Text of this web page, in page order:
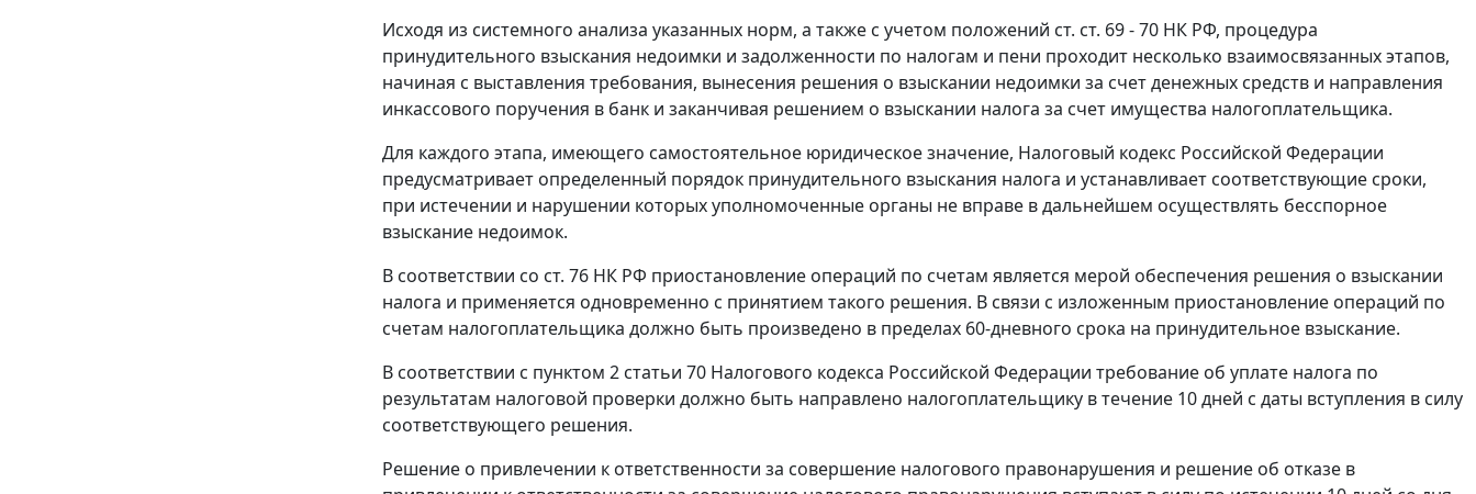
Исходя из системного анализа указанных норм, а также с учетом положений ст. ст. 69 - 70 НК РФ, процедура
принудительного взыскания недоимки и задолженности по налогам и пени проходит несколько взаимосвязанных этапов,
начиная с выставления требования, вынесения решения о взыскании недоимки за счет денежных средств и направления
инкассового поручения в банк и заканчивая решением о взыскании налога за счет имущества налогоплательщика.
Для каждого этапа, имеющего самостоятельное юридическое значение, Налоговый кодекс Российской Федерации
предусматривает определенный порядок принудительного взыскания налога и устанавливает соответствующие сроки,
при истечении и нарушении которых уполномоченные органы не вправе в дальнейшем осуществлять бесспорное
взыскание недоимок.
В соответствии со ст. 76 НК РФ приостановление операций по счетам является мерой обеспечения решения о взыскании
налога и применяется одновременно с принятием такого решения. В связи с изложенным приостановление операций по
счетам налогоплательщика должно быть произведено в пределах 60-дневного срока на принудительное взыскание.
В соответствии с пунктом 2 статьи 70 Налогового кодекса Российской Федерации требование об уплате налога по
результатам налоговой проверки должно быть направлено налогоплательщику в течение 10 дней с даты вступления в силу
соответствующего решения.
Решение о привлечении к ответственности за совершение налогового правонарушения и решение об отказе в